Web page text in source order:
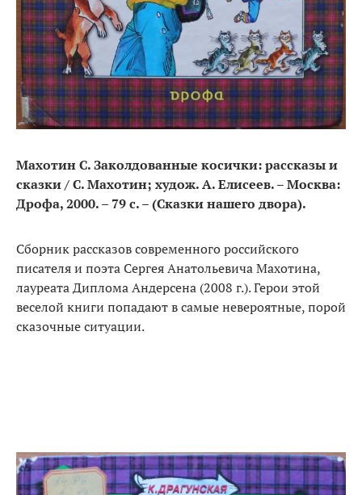
Махотин С. Заколдованные косички: рассказы и
сказки / С. Махотин; худож. А. Елисеев. – Москва:
Дрофа, 2000. – 79 с. – (Сказки нашего двора).
Сборник рассказов современного российского
писателя и поэта Сергея Анатольевича Махотина,
лауреата Диплома Андерсена (2008 г.). Герои этой
веселой книги попадают в самые невероятные, порой
сказочные ситуации.